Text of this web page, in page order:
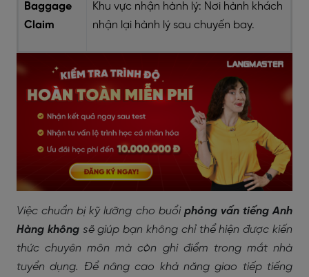
Baggage
Claim
Khu vực nhận hành lý: Nơi hành khách
nhận lại hành lý sau chuyến bay.
Việc chuẩn bị kỹ lưỡng cho buổi phỏng vấn tiếng Anh
Hàng khôngsẽ giúp bạn không chỉ thể hiện được kiến
thức chuyên môn mà còn ghi điểm trong mắt nhà
tuyển dụng. Để nâng cao khả năng giao tiếp tiếng